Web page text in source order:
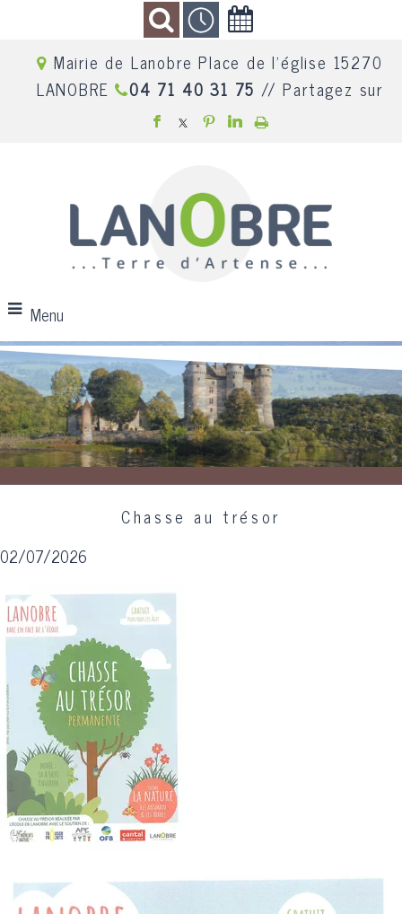
Mairie de Lanobre Place de l'église 15270
LANOBRE 04 71 40 31 75 // Partagez sur
Menu
Chasse au trésor
02/07/2026